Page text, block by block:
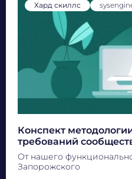
Хард скиллс
Конспект
требований
От нашего
Запорожского